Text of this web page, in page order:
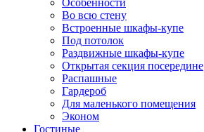
Особенности
Во всю стену
Встроенные шкафы-купе
Под потолок
Раздвижные шкафы-купе
Открытая секция посередине
Распашные
Гардероб
Для маленького помещения
Эконом
Гостиные